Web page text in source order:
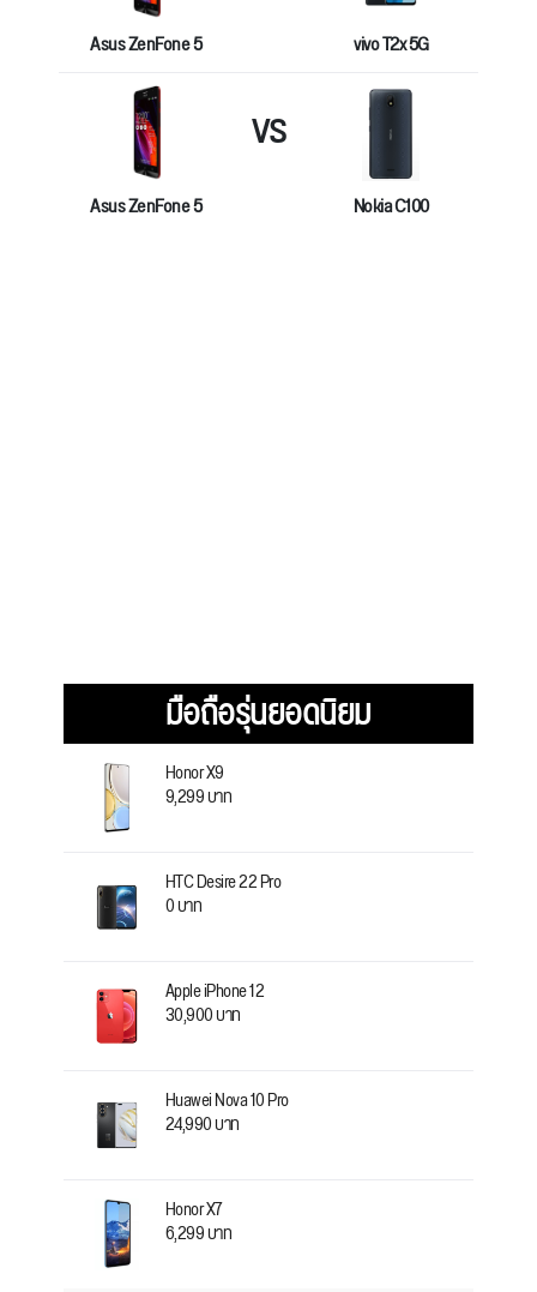
Asus ZenFone 5 vivo T2x 5G
Asus ZenFone 5
VS
Nokia C100
มือถือรุ่นยอดนิยม
Honor X9
9,299 บาท
HTC Desire 22 Pro
0 บาท
Apple iPhone 12
30,900 บาท
Huawei Nova 10 Pro
24,990 บาท
Honor X7
6,299 บาท